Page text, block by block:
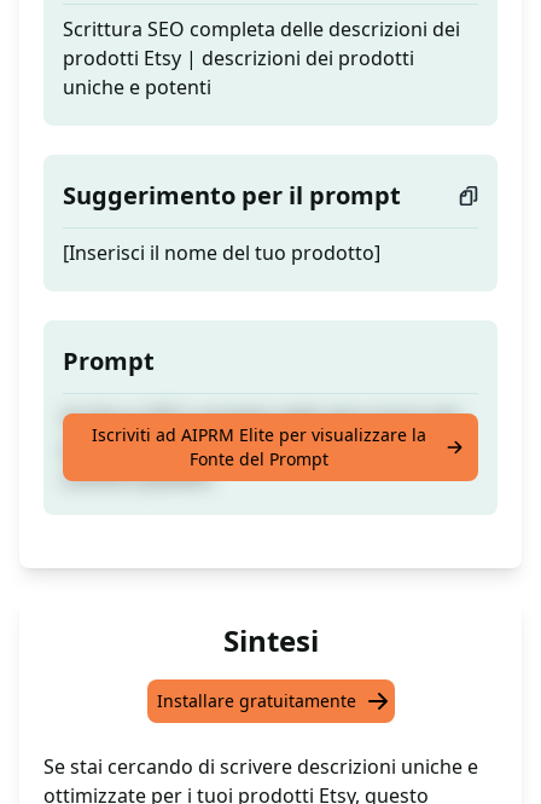
Scrittura SEO completa delle descrizioni dei
prodotti Etsy | descrizioni dei prodotti
uniche e potenti
Suggerimento per il prompt
[Inserisci il nome del tuo prodotto]
Prompt
Scrittura SEO completa delle descrizioni dei
prodotti Etsy | descrizioni dei prodotti
uniche e potenti
Iscriviti ad AIPRM Elite per visualizzare la
Fonte del Prompt
Sintesi
Installare gratuitamente
Se stai cercando di scrivere descrizioni uniche e
ottimizzate per i tuoi prodotti Etsy, questo